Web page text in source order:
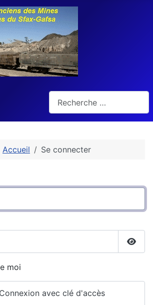
Accueil Se connecter
moi
Connexion avec clé d'accès